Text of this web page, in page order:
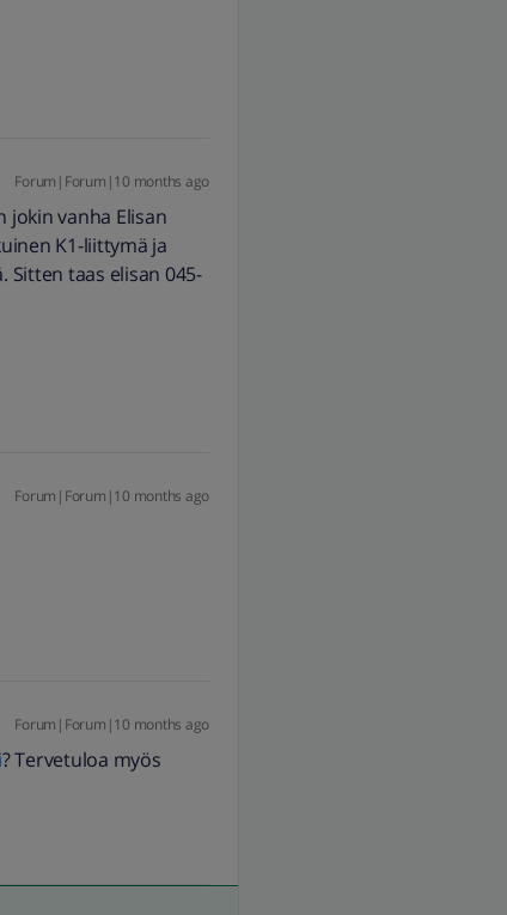
Forum|Forum|10 months ago
jokin vanha Elisan
K1-liittymä ja
Sitten taas elisan 045-
Forum|Forum|10 months ago
Forum|Forum|10 months ago
? Tervetuloa myös